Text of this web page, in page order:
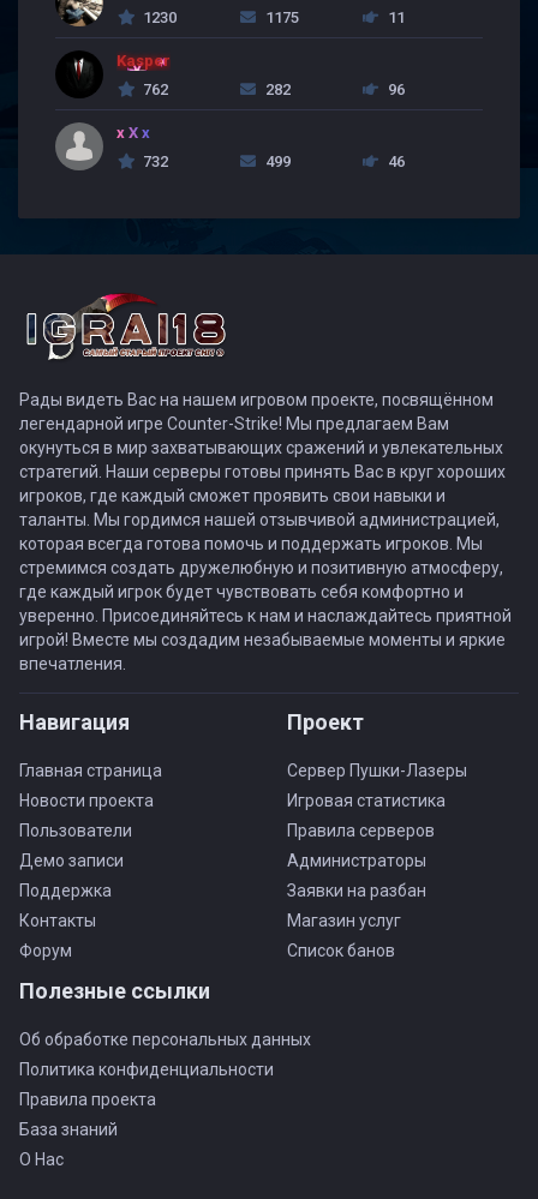
1230
1175 11
Kasper
762
282 96
x X x
732
499 46
Рады видеть Вас на нашем игровом проекте, посвящённом
легендарной игре Counter-Strike! Мы предлагаем Вам
окунуться в мир захватывающих сражений и увлекательных
стратегий. Наши серверы готовы принять Вас в круг хороших
игроков, где каждый сможет проявить свои навыки и
таланты. Мы гордимся нашей отзывчивой администрацией,
которая всегда готова помочь и поддержать игроков. Мы
стремимся создать дружелюбную и позитивную атмосферу,
где каждый игрок будет чувствовать себя комфортно и
уверенно. Присоединяйтесь к нам и наслаждайтесь приятной
игрой! Вместе мы создадим незабываемые моменты и яркие
впечатления.
Навигация
Главная страница
Новости проекта
Пользователи
Демо записи
Поддержка
Контакты
Форум
Проект
Сервер Пушки-Лазеры
Игровая статистика
Правила серверов
Администраторы
Заявки на разбан
Магазин услуг
Список банов
Полезные ссылки
Об обработке персональных данных
Политика конфиденциальности
Правила проекта
База знаний
О Нас